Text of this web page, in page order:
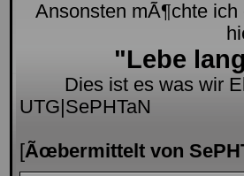
Ansonsten mÃ¶chte
"Lebe
Dies ist es was wir
UTG|SePHTaN
[Ãœbermittelt von